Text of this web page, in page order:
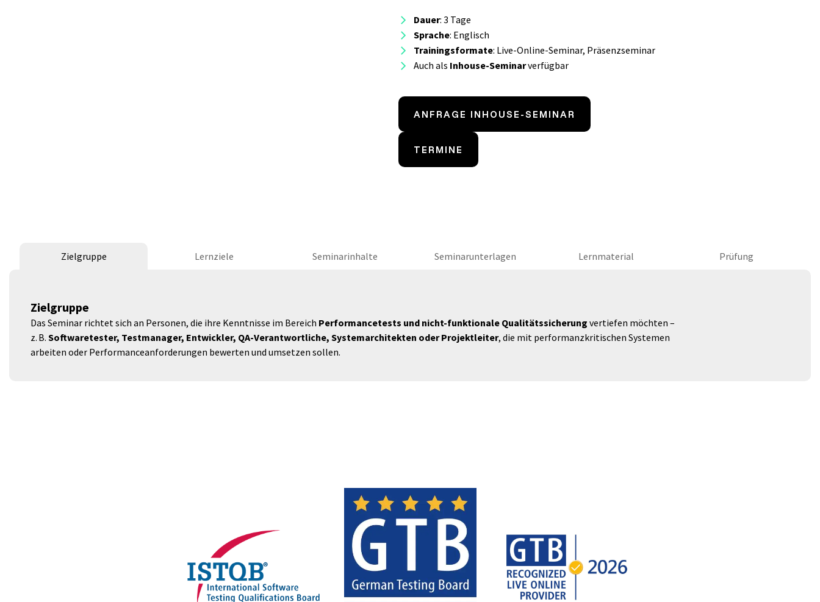
Dauer: 3 Tage
Sprache: Englisch
Trainingsformate: Live-Online-Seminar, Präsenzseminar
Auch als Inhouse-Seminarverfügbar
ANFRAGE INHOUSE-SEMINAR
TERMINE
Zielgruppe Lernziele Seminarinhalte Seminarunterlagen Lernmaterial Prüfung
Zielgruppe
Das Seminar richtet sich an Personen, die ihre Kenntnisse im Bereich Performancetests und nicht-funktionale Qualitätssicherung vertiefen möchten –
z. B. Softwaretester, Testmanager, Entwickler, QA-Verantwortliche, Systemarchitekten oder Projektleiter, die mit performanzkritischen Systemen
arbeiten oder Performanceanforderungen bewerten und umsetzen sollen.